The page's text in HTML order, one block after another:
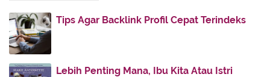
► 2011
▼ 2010
▼
Ketika Bidadari Turun ke Bumi
Tips Agar Backlink Profil Cepat Terindeks
Lebih Penting Mana, Ibu Kita Atau Istri